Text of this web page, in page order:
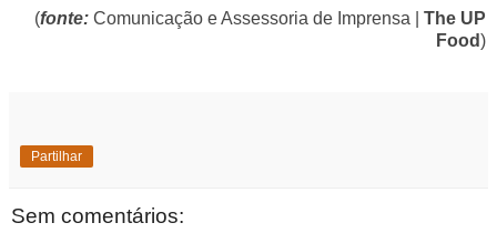
(fonte: Comunicação e Assessoria de Imprensa |
The UP
Food)
Partilhar
Sem comentários: